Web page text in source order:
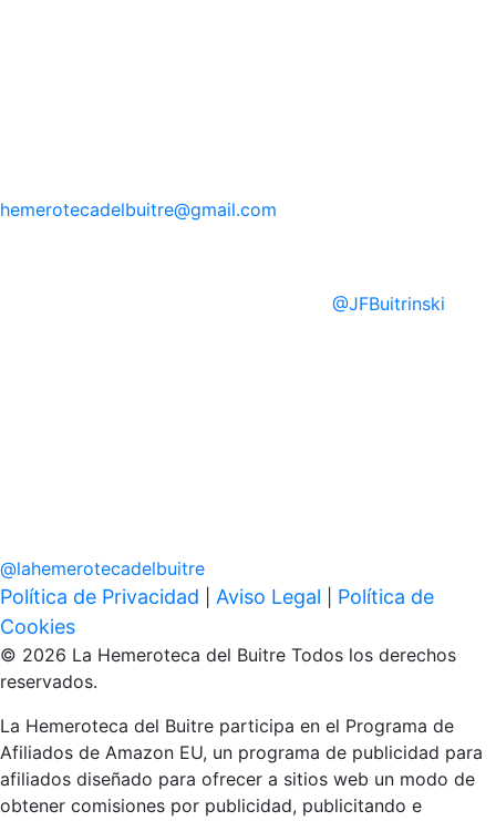
hemerotecadelbuitre@gmail.com
@JFBuitrinski
@lahemerotecadelbuitre
Política de Privacidad Aviso Legal
Política de
Cookies
© 2026 La Hemeroteca del Buitre Todos los derechos
reservados.
La Hemeroteca del Buitre participa en el Programa de
Afiliados de Amazon EU, un programa de publicidad para
afiliados diseñado para ofrecer a sitios web un modo de
obtener comisiones por publicidad, publicitando e